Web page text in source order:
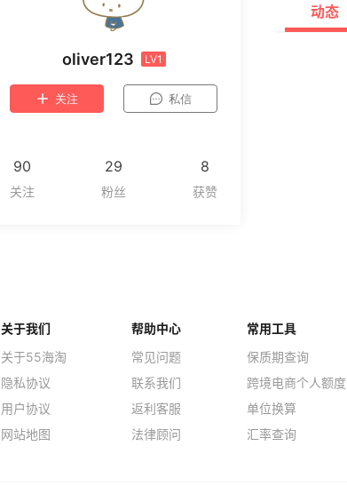
oliver123 LV1
关注 私信
90 29 8
动态
关于我们
关于55海淘
隐私协议
用户协议
网站地图
帮助中心
常见问题
联系我们
返利客服
法律顾问
常用工具
保质期查询
跨境电商个人额度
单位换算
汇率查询